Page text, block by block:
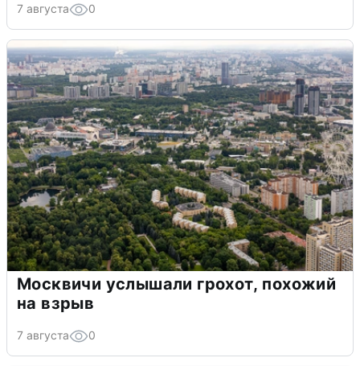
7 августа 0
Москвичи услышали грохот, похожий
на взрыв
7 августа 0